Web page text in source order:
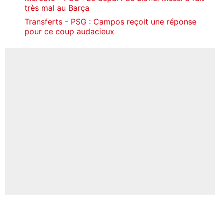
très mal au Barça
Transferts - PSG : Campos reçoit une réponse
pour ce coup audacieux